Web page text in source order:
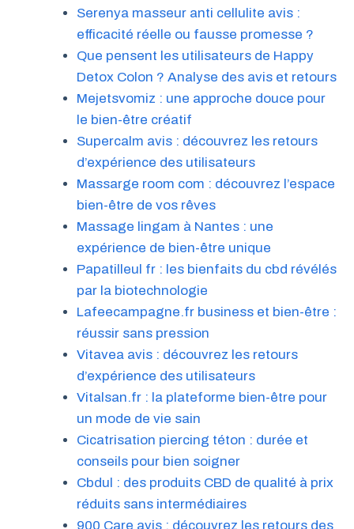
Serenya masseur anti cellulite avis :
efficacité réelle ou fausse promesse ?
Que pensent les utilisateurs de Happy
Detox Colon ? Analyse des avis et retours
Mejetsvomiz : une approche douce pour
le bien-être créatif
Supercalm avis : découvrez les retours
d’expérience des utilisateurs
Massarge room com : découvrez l’espace
bien-être de vos rêves
Massage lingam à Nantes : une
expérience de bien-être unique
Papatilleul fr : les bienfaits du cbd révélés
par la biotechnologie
Lafeecampagne.fr business et bien-être :
réussir sans pression
Vitavea avis : découvrez les retours
d’expérience des utilisateurs
Vitalsan.fr : la plateforme bien-être pour
un mode de vie sain
Cicatrisation piercing téton : durée et
conseils pour bien soigner
Cbdul : des produits CBD de qualité à prix
réduits sans intermédiaires
900 Care avis : découvrez les retours des